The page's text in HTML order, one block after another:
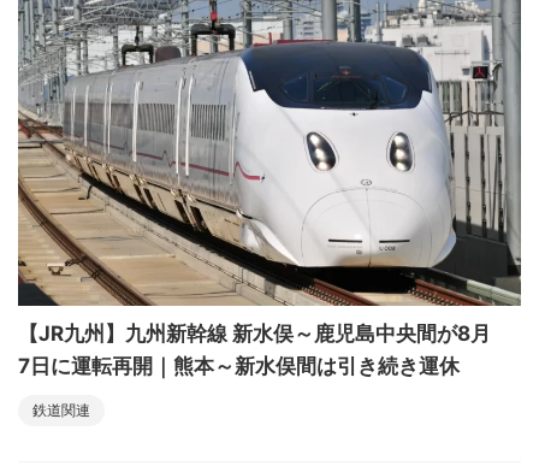
【JR九州】九州新幹線 新水俣～鹿児島中央間が8月
7日に運転再開｜熊本～新水俣間は引き続き運休
鉄道関連